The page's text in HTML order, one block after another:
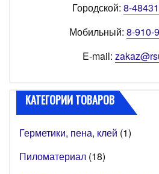
Городской: 8-
Мобильный: 8-910-
E-mail:
КАТЕГОРИИ ТОВАРОВ
Герметики, пена, клей (1)
Пиломатериал (18)